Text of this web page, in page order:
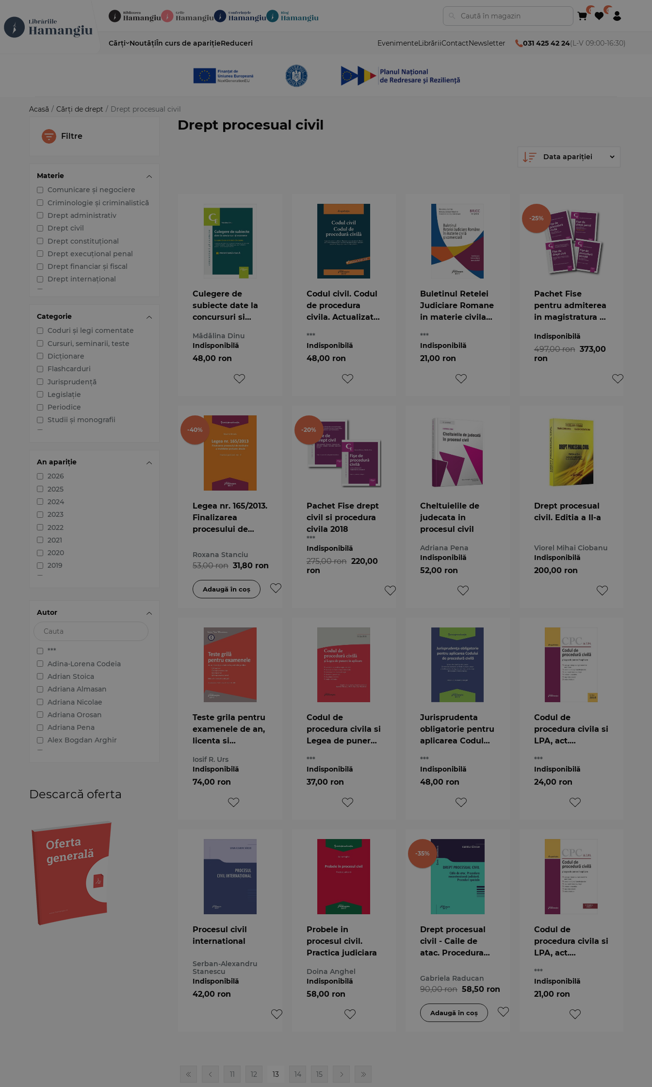
Cărți NoutățiÎn curs de aparițieReduceri EvenimenteLibrăriiContactNewsletter 031 425 42 24(L-V 09:00-16:30)
Acasă / Cărți de drept / Drept procesual civil
Filtre
Materie
Comunicare și negociere
Criminologie și criminalistică
Drept administrativ
Drept civil
Drept constituțional
Drept execuțional penal
Drept financiar și fiscal
Drept internațional
Drept procesual penal
Dreptul afacerilor
Dreptul familiei
Dreptul mediului
Dreptul muncii și securității
sociale
Dreptul noilor tehnologii
Dreptul proprietății
intelectuale
Dreptul Uniunii Europene
Medicină
Organizarea profesiilor
Categorie
Coduri și legi comentate
Cursuri, seminarii, teste
Dicționare
Flashcarduri
Jurisprudență
Legislație
Periodice
Studii și monografii
An apariție
2026
2025
2024
2023
2022
2021
2020
2019
2015
2014
2011
2010
2009
2008
2007
2006
Autor
***
Adina-Lorena Codeia
Adrian Stoica
Adriana Almasan
Adriana Nicolae
Adriana Orosan
Adriana Pena
Alex Bogdan Arghir
Ana-Maria Puiu
Andra Roxana Trandafir
Andreea Costin
Andreea Simona Uzlau
Andreea Vasile
Andreea-Lorena Codreanu
Andrei-Ilie Baicea
Aneta Popa
Descarcă oferta
Drept procesual civil
Culegere de
subiecte date la
concursuri si
Procedura civila
Mădălina Dinu
Indisponibilă
48,00 ron
Codul civil. Codul
de procedura
civila. Actualizat
***
Indisponibilă
48,00 ron
Buletinul Retelei
Judiciare Romane
in materie civila
3/2018
***
Indisponibilă
21,00 ron
-25%
Pachet Fise
pentru admiterea
in magistratura si
Indisponibilă
497,00 ron 373,00
ron
-40%
Legea nr. 165/2013.
Finalizarea
procesului de
imobilelor
preluate abuziv.
Volumul II
Roxana Stanciu
53,00 ron 31,80 ron
-20%
Pachet Fise drept
civil si procedura
civila 2018
***
Indisponibilă
275,00 ron 220,00
ron
Cheltuielile de
judecata in
procesul civil
Adriana Pena
Indisponibilă
52,00 ron
Drept procesual
civil. Editia a II-a
Viorel Mihai Ciobanu
Indisponibilă
200,00 ron
Teste grila pentru
examenele de an,
licenta si
profesiile juridice
Iosif R. Urs
Indisponibilă
74,00 ron
Codul de
procedura civila si
Legea de punere
Actualizat la 8
martie 2018
***
Indisponibilă
37,00 ron
Jurisprudenta
obligatorie pentru
aplicarea Codului
civila. Editia a 2-a
***
Indisponibilă
48,00 ron
Codul de
procedura civila si
LPA, act.
***
Indisponibilă
24,00 ron
Procesul civil
international
Serban-Alexandru
Stanescu
Indisponibilă
42,00 ron
Probele in
procesul civil.
Practica judiciara
Doina Anghel
Indisponibilă
58,00 ron
-35%
Drept procesual
civil - Caile de
atac. Procedura
judiciara.
Proceduri
Gabriela Raducan
90,00 ron 58,50 ron
Codul de
procedura civila si
LPA, act.
***
Indisponibilă
21,00 ron
11 12 13 14 15